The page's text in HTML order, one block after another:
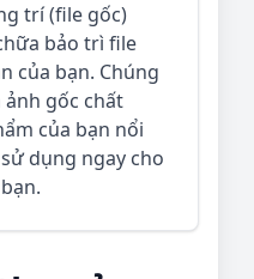
trí (file gốc)
bảo trì file
của bạn. Chúng
gốc chất
của bạn nổi
dụng ngay cho